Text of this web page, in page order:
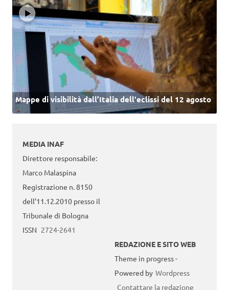
Mappe di visibilità dall’Italia dell'eclissi del 12 agosto
MEDIA INAF
Direttore responsabile:
Marco Malaspina
Registrazione n. 8150
dell’11.12.2010 presso il
Tribunale di Bologna
ISSN 2724-2641
REDAZIONE E SITO WEB
Theme in progress -
Powered by Wordpress
Contattare la redazione